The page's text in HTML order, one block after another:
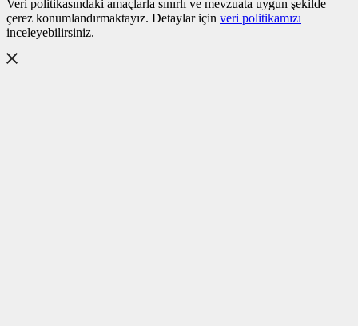
Veri politikasındaki amaçlarla sınırlı ve mevzuata uygun şekilde
çerez konumlandırmaktayız. Detaylar için veri politikamızı
inceleyebilirsiniz.